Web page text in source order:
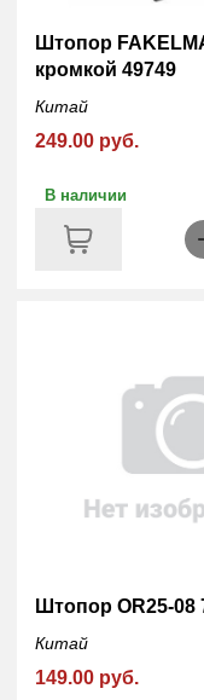
Штопор
кромкой 49749
Китай
249.00 руб.
В наличии
Штопор OR25-08
Китай
149.00 руб.